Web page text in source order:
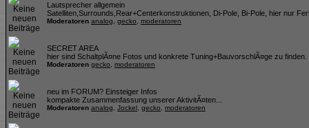
Lautsprecher allgemein
Satelliten,Surrounds,Rear+Centerkonstruktionen, Di-Pole, Bi-Pole, hier nur
Moderatoren analog gecko moderatoren
SECRET AREA
hier sind SchaltplÃ¤ne Fotos und konkrete Tuning+BauvorschlÃ¤ge zu
Moderatoren gecko moderatoren
neu im FORUM? Einsteiger Infos
kompakte Zusammenfassung unserer AktivitÃ¤ten...
Moderatoren analog Jockel gecko moderatoren